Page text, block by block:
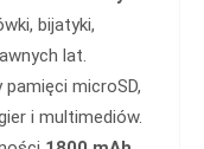
bijatyki,
lat.
microSD,
i multimediów.